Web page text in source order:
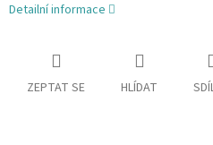
Detailní informace
ZEPTAT SE HLÍDAT